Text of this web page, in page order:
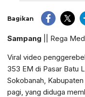
Bagikan
Sampang || Rega
Viral video
353 EM di Pasar Batu
Sokobanah, Kabupaten
pagi, yang diduga